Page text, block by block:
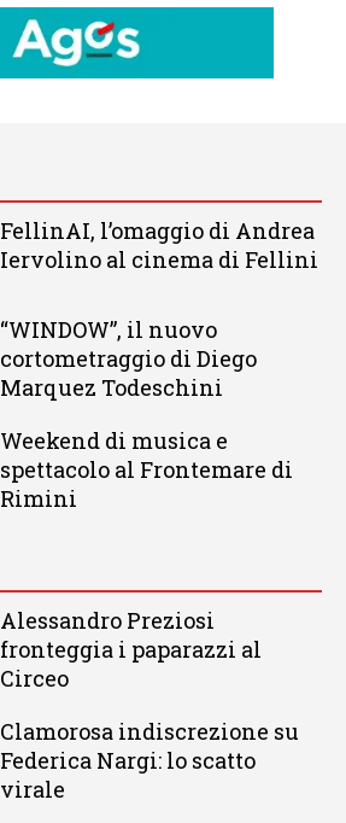
FellinAI, l’omaggio di Andrea
Iervolino al cinema di Fellini
“WINDOW”, il nuovo
cortometraggio di Diego
Marquez Todeschini
Weekend di musica e
spettacolo al Frontemare di
Rimini
Alessandro Preziosi
fronteggia i paparazzi al
Circeo
Clamorosa indiscrezione su
Federica Nargi: lo scatto
virale